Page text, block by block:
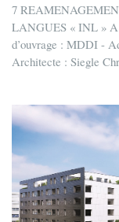
7
LANGUES « INL »
d’ouvrage : MDDI -
Architecte : Siegle